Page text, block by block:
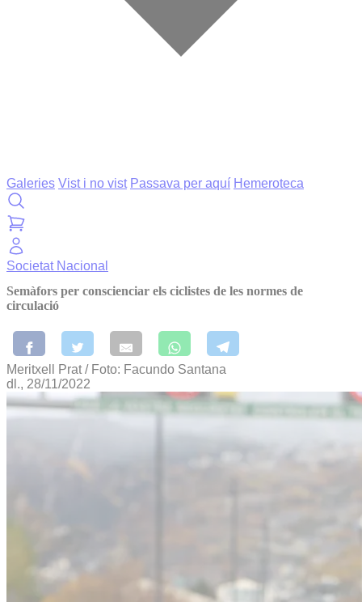
Galeries Vist i no vist Passava per aquí Hemeroteca
Societat Nacional
Semàfors per conscienciar els ciclistes de les normes de
circulació
Meritxell Prat / Foto: Facundo Santana
dl., 28/11/2022